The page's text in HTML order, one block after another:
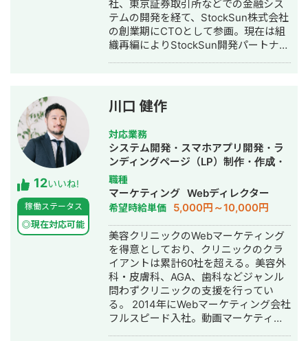
社、東京証券取引所などでの金融シス
テムの開発を経て、StockSun株式会社
の創業期にCTOとして参画。現在は組
織再編によりStockSun開発パートナー
ンス名鑑、マッチングアプリのフェリ
恋、年収チャンネルの転職者と企業の
マッチングサービスである年収スカウ
トなど数十のサービスを1人でサクっと
開発。近年はChatGPTを用いたチャッ
トボットやパワポスライド自動生成シ
ステム等、AIを活用したシステムも多
数開発している。 チームを組んで複数
人で開発すると品質が落ちやすいた
め、要件定義からプログラミング含め
自身1人で全て完結することにより、１
つ１つのシステムの品質にこだわって
開発する方針をとっている。開発速度
も早く、品質の良いサービスを最速か
つ他より安い価格で開発できる。 得意
領域はAI開発・Web開発・スマホアプ
リ・社内システムなどITシステム全般
の開発。 インタビュー記事はこちら
12いいね!
稼働ステータス
◎現在対応可能
川口 健作
対応業務
システム開発・スマホアプリ開発・ラ
ンディングページ（LP）制作・作成・
Youtubeチャンネル運営代行・立ち上
げ・ECサイト構築・ネットショップ作
成代行・SEO対策・新規事業立上・
SNS運用代行・記事作成代行・ライテ
ィング・ホームページ制作・作成・バ
ナー制作・デザイン・ロゴデザイン・
作成・リスティング広告運用代行・オ
ウンドメディア制作・構築・運用代
行・動画制作・動画編集・営業代行
職種
マーケティング Webディレクター
希望時給単価 5,000円～10,000円
美容クリニックのWebマーケティング
を得意としており、クリニックのクラ
イアントは累計60社を超える。美容外
科・皮膚科、AGA、歯科などジャンル
問わずクリニックの支援を行ってい
る。 2014年にWebマーケティング会社
フルスピード入社。動画マーケティン